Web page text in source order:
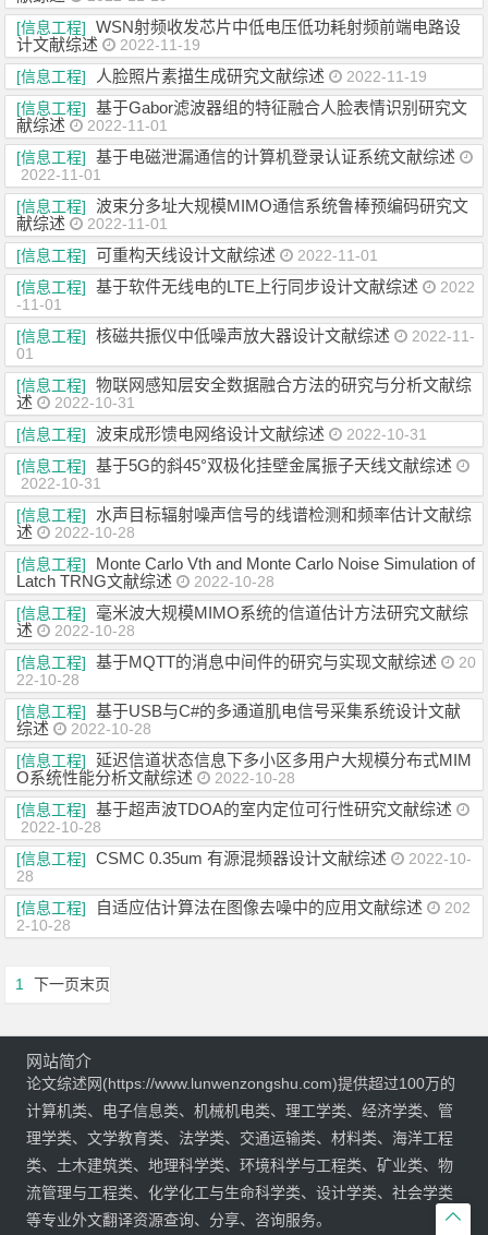
[信息工程]
WSN射频收发芯片中低电压低功耗射频前端电路设
计文献综述
2022-11-19
[信息工程]
人脸照片素描生成研究文献综述
2022-11-19
[信息工程]
基于Gabor滤波器组的特征融合人脸表情识别研究文
献综述
2022-11-01
[信息工程]
基于电磁泄漏通信的计算机登录认证系统文献综述
2022-11-01
[信息工程]
波束分多址大规模MIMO通信系统鲁棒预编码研究文
献综述
2022-11-01
[信息工程]
可重构天线设计文献综述
2022-11-01
[信息工程]
基于软件无线电的LTE上行同步设计文献综述
2022
-11-01
[信息工程]
核磁共振仪中低噪声放大器设计文献综述
2022-11-
01
[信息工程]
物联网感知层安全数据融合方法的研究与分析文献综
述
2022-10-31
[信息工程]
波束成形馈电网络设计文献综述
2022-10-31
[信息工程]
基于5G的斜45°双极化挂壁金属振子天线文献综述
2022-10-31
[信息工程]
水声目标辐射噪声信号的线谱检测和频率估计文献综
述
2022-10-28
[信息工程]
Monte Carlo Vth and Monte Carlo Noise Simulation of
Latch TRNG文献综述
2022-10-28
[信息工程]
毫米波大规模MIMO系统的信道估计方法研究文献综
述
2022-10-28
[信息工程]
基于MQTT的消息中间件的研究与实现文献综述
20
22-10-28
[信息工程]
基于USB与C#的多通道肌电信号采集系统设计文献
综述
2022-10-28
[信息工程]
延迟信道状态信息下多小区多用户大规模分布式MIM
O系统性能分析文献综述
2022-10-28
[信息工程]
基于超声波TDOA的室内定位可行性研究文献综述
2022-10-28
[信息工程]
CSMC 0.35um 有源混频器设计文献综述
2022-10-
28
[信息工程]
自适应估计算法在图像去噪中的应用文献综述
202
2-10-28
1 下一页末页

网站简介
论文综述网(https://www.lunwenzongshu.com)提供超过100万的
计算机类、电子信息类、机械机电类、理工学类、经济学类、管
理学类、文学教育类、法学类、交通运输类、材料类、海洋工程
类、土木建筑类、地理科学类、环境科学与工程类、矿业类、物
流管理与工程类、化学化工与生命科学类、设计学类、社会学类
等专业外文翻译资源查询、分享、咨询服务。